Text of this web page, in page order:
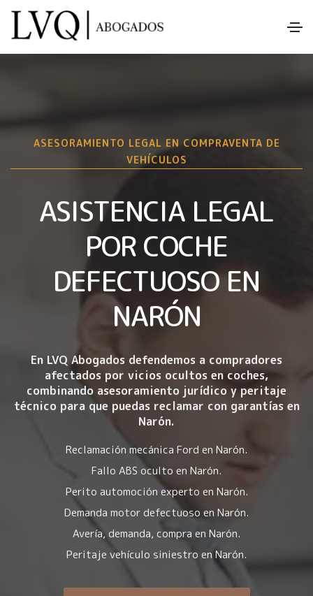
ASESORAMIENTO LEGAL EN COMPRAVENTA DE
VEHÍCULOS
ASISTENCIA LEGAL
POR COCHE
DEFECTUOSO EN
NARÓN
En LVQ Abogados defendemos a compradores
afectados por vicios ocultos en coches,
combinando asesoramiento jurídico y peritaje
técnico para que puedas reclamar con garantías en
Narón.
Reclamación mecánica Ford en Narón.
Fallo ABS oculto en Narón.
Perito automoción experto en Narón.
Demanda motor defectuoso en Narón.
Avería, demanda, compra en Narón.
Peritaje vehículo siniestro en Narón.